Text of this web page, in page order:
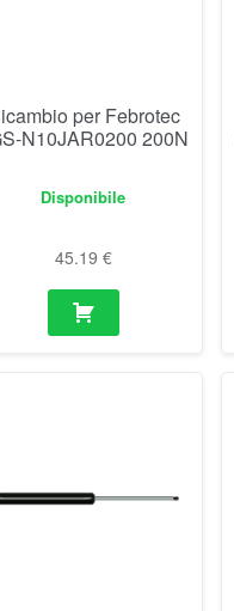
per Febrotec
N10JAR0200 200N
Disponibile
45.19 €